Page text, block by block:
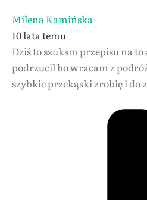
Milena Kamińska
10 lata temu
Dziś to szuksm przepisu na
podrzucil bo wracam z
szybkie przekąski zrobię i do